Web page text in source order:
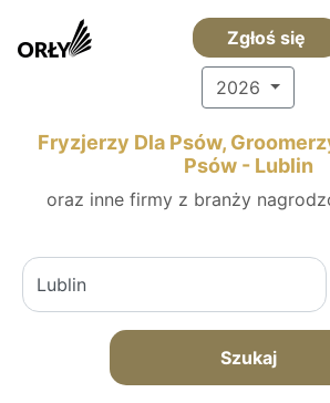
Zgłoś się
2026
Fryzjerzy Dla Psów,
Psów - Lublin
oraz inne firmy z branży
Szukaj